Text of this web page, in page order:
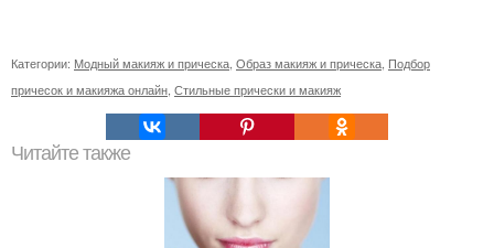
Категории: Модный макияж и прическа, Образ макияж и прическа, Подбор
причесок и макияжа онлайн, Стильные прически и макияж
Читайте также